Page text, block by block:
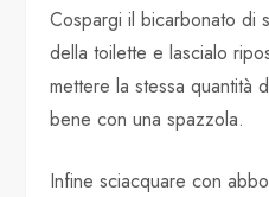
Cospargi il bicarbonato di
della toilette e lascialo
mettere la stessa quantità
bene con una spazzola.
Infine sciacquare con